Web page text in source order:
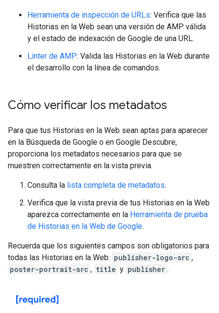
Herramienta de inspección de URLs: Verifica que las
Historias en la Web sean una versión de AMP válida
y el estado de indexación de Google de una URL.
Linter de AMP: Valida las Historias en la Web durante
el desarrollo con la línea de comandos.
Cómo verificar los metadatos
Para que tus Historias en la Web sean aptas para aparecer
en la Búsqueda de Google o en Google Descubre,
proporciona los metadatos necesarios para que se
muestren correctamente en la vista previa.
Consulta la lista completa de metadatos.
Verifica que la vista previa de tus Historias en la Web
aparezca correctamente en la Herramienta de prueba
de Historias en la Web de Google.
Recuerda que los siguientes campos son obligatorios para
todas las Historias en la Web: publisher-logo-src ,
poster-portrait-src , title y publisher .